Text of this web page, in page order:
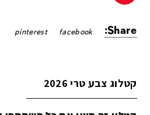
Share:
facebook
pinterest
קטלוג צבע טרי 2026